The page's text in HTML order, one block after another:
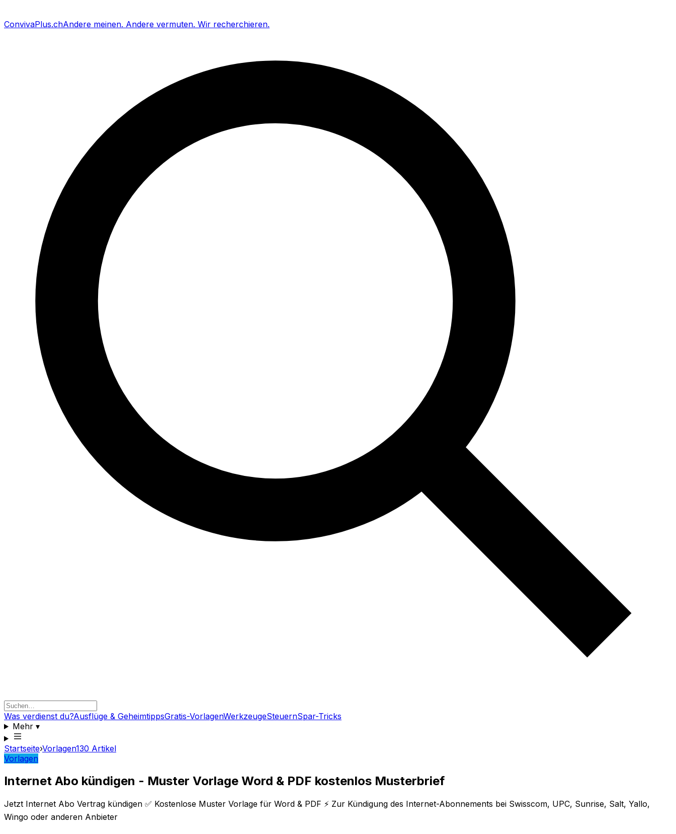
ConvivaPlus.chAndere meinen. Andere vermuten. Wir recherchieren.
Was verdienst du?Ausflüge & GeheimtippsGratis-VorlagenWerkzeugeSteuernSpar-Tricks
Mehr▾
Startseite›Vorlagen130 Artikel
Vorlagen
Internet Abo kündigen - Muster Vorlage Word & PDF kostenlos Musterbrief
Jetzt Internet Abo Vertrag kündigen ✅ Kostenlose Muster Vorlage für Word & PDF ⚡ Zur Kündigung des Internet-Abonnements bei Swisscom, UPC, Sunrise, Salt, Yallo,
Wingo oder anderen Anbieter